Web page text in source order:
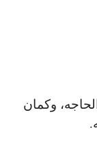
وكمان